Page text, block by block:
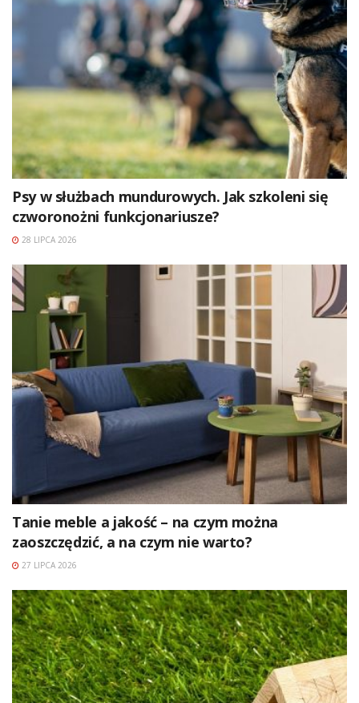
Psy w służbach mundurowych. Jak szkoleni się
czworonożni funkcjonariusze?
28 LIPCA 2026
Tanie meble a jakość – na czym można
zaoszczędzić, a na czym nie warto?
27 LIPCA 2026